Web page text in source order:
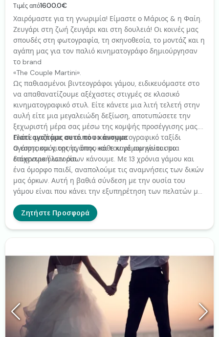
Τιμές από1600.0€
Χαιρόμαστε για τη γνωριμία! Είμαστε ο Μάριος & η Φαίη.
Ζευγάρι στη ζωή ζευγάρι και στη δουλειά! Οι κοινές μας
σπουδές στη φωτογραφία, τη σκηνοθεσία, το μοντάζ και η
αγάπη μας για τον παλιό κινηματογράφο δημιούργησαν
το brand
«The Couple Martini».
Ως παθιασμένοι βιντεογράφοι γάμου, ειδικευόμαστε στο
να απαθανατίζουμε αξέχαστες στιγμές σε κλασικό
κινηματογραφικό στυλ. Είτε κάνετε μια λιτή τελετή στην
αυλή είτε μια μεγαλειώδη δεξίωση, αποτυπώσετε την
ξεχωριστή μέρα σας μέσω της κομψής προσέγγισης μας.
Ελάτε μαζί μας σε αυτό το κινηματογραφικό ταξίδι
αγάπης και γιορτής, όπου κάθε καρέ αφηγείται μια
διαχρονική ιστορία.
Γιατί αγαπάμε αυτό που κάνουμε
Ο εορτασμός της αγάπης και του γάμου είναι στο
επίκεντρο όλων όσων κάνουμε. Με 13 χρόνια γάμου και
ένα όμορφο παιδί, αναπολούμε τις αναμνήσεις των δικών
μας όρκων. Αυτή η βαθιά σύνδεση με την ουσία του
γάμου είναι που κάνει την εξυπηρέτηση των πελατών μας
Ζητήστε Προσφορά